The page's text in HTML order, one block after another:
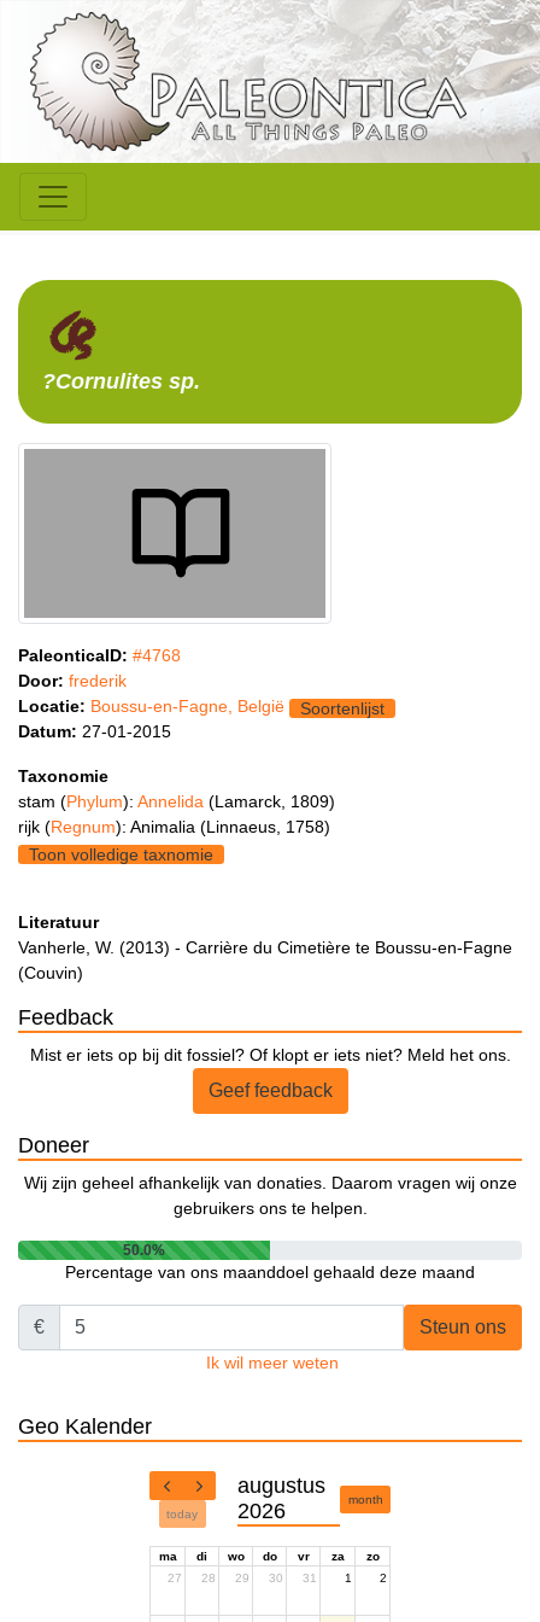
?Cornulites sp.
PaleonticaID: #4768
Door: frederik
Locatie: Boussu-en-Fagne, België
Soortenlijst
Datum: 27-01-2015
Taxonomie
stam (Phylum): Annelida (Lamarck, 1809)
rijk (Regnum): Animalia (Linnaeus, 1758)
Toon volledige taxnomie
Literatuur
Vanherle, W. (2013) - Carrière du Cimetière te Boussu-en-Fagne
(Couvin)
Feedback
Mist er iets op bij dit fossiel? Of klopt er iets niet? Meld het ons.
Geef feedback
Doneer
Wij zijn geheel afhankelijk van donaties. Daarom vragen wij onze
gebruikers ons te helpen.
50.0%
Percentage van ons maanddoel gehaald deze maand
€ Steun ons
Ik wil meer weten
Geo Kalender
today
augustus
2026
month
ma di wo do vr za
zo
27
28 29 30 31 1 2